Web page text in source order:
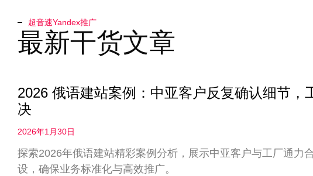
超音速Yandex推广​
最新干货文章
2026 俄语建站案例：中亚客户反复确认细节，
决
2026年1月30日
探索2026年俄语建站精彩案例分析，展示中亚客户与工厂通力
设，确保业务标准化与高效推广。